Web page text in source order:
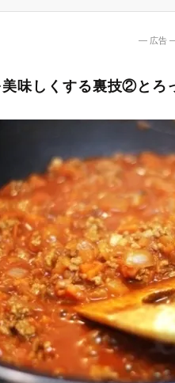
― 広告
美味しくする裏技②とろ